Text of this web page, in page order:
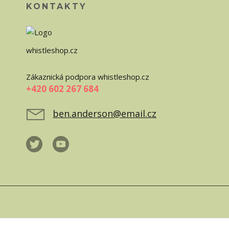
KONTAKTY
whistleshop.cz
Zákaznická podpora whistleshop.cz
+420 602 267 684
ben.anderson@email.cz